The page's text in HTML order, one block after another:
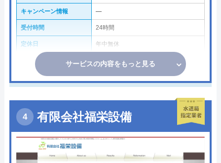
キャンペーン情報 ―
受付時間 24時間
定休日 年中無休
サービスの内容をもっと見る
有限会社福栄設備